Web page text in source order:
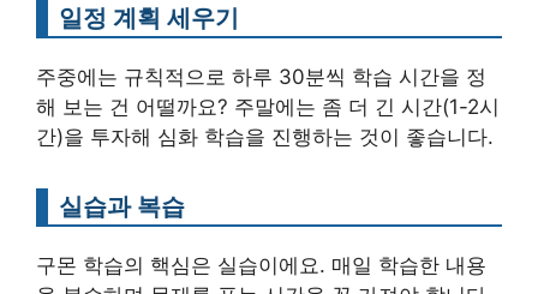
일정 계획 세우기
주중에는 규칙적으로 하루 30분씩 학습 시간을 정
해 보는 건 어떨까요? 주말에는 좀 더 긴 시간(1-2시
간)을 투자해 심화 학습을 진행하는 것이 좋습니다.
실습과 복습
구몬 학습의 핵심은 실습이에요. 매일 학습한 내용